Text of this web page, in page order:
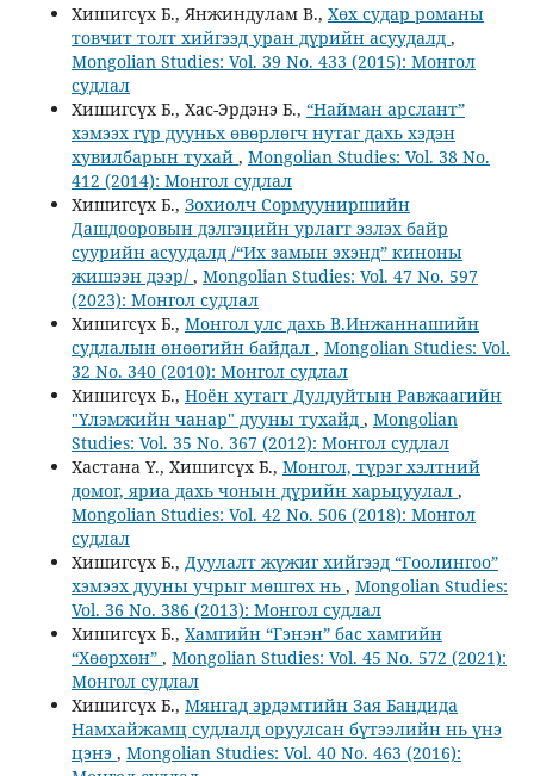
Хишигсүх Б., Янжиндулам В., Хөх судар романы
товчит толт хийгээд уран дүрийн асуудалд ,
Mongolian Studies: Vol. 39 No. 433 (2015): Монгол
судлал
Хишигсүх Б., Хас-Эрдэнэ Б., “Найман арслант”
хэмээх гүр дууньх өвөрлөгч нутаг дахь хэдэн
хувилбарын тухай , Mongolian Studies: Vol. 38 No.
412 (2014): Монгол судлал
Хишигсүх Б., Зохиолч Сормууниршийн
Дашдооровын дэлгэцийн урлагт эзлэх байр
суурийн асуудалд /“Их замын эхэнд” киноны
жишээн дээр/ , Mongolian Studies: Vol. 47 No. 597
(2023): Монгол судлал
Хишигсүх Б., Монгол улс дахь В.Инжаннашийн
судлалын өнөөгийн байдал , Mongolian Studies: Vol.
32 No. 340 (2010): Монгол судлал
Хишигсүх Б., Ноён хутагт Дулдуйтын Равжаагийн
"Үлэмжийн чанар" дууны тухайд , Mongolian
Studies: Vol. 35 No. 367 (2012): Монгол судлал
Хастана Ү., Хишигсүх Б., Монгол, түрэг хэлтний
домог, яриа дахь чонын дүрийн харьцуулал ,
Mongolian Studies: Vol. 42 No. 506 (2018): Монгол
судлал
Хишигсүх Б., Дуулалт жүжиг хийгээд “Гоолингоо”
хэмээх дууны учрыг мөшгөх нь , Mongolian Studies:
Vol. 36 No. 386 (2013): Монгол судлал
Хишигсүх Б., Хамгийн “Гэнэн” бас хамгийн
“Хөөрхөн” , Mongolian Studies: Vol. 45 No. 572 (2021):
Монгол судлал
Хишигсүх Б., Мянгад эрдэмтийн Зая Бандида
Намхайжамц судлалд оруулсан бүтээлийн нь үнэ
цэнэ , Mongolian Studies: Vol. 40 No. 463 (2016):